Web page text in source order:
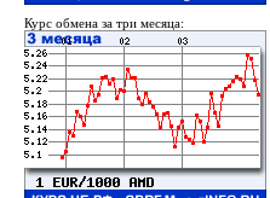
Курс обмена за три месяца: